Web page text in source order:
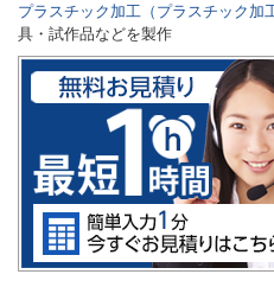
プラスチック加工（プラスチック
具・試作品などを製作